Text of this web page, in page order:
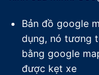
Bản đồ google
dụng, nó tương
bằng google
được kẹt xe